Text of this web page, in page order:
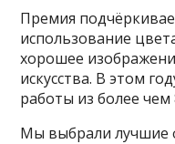
Премия
использование
хорошее
искусства. В этом
работы из более чем
Мы выбрали лучшие